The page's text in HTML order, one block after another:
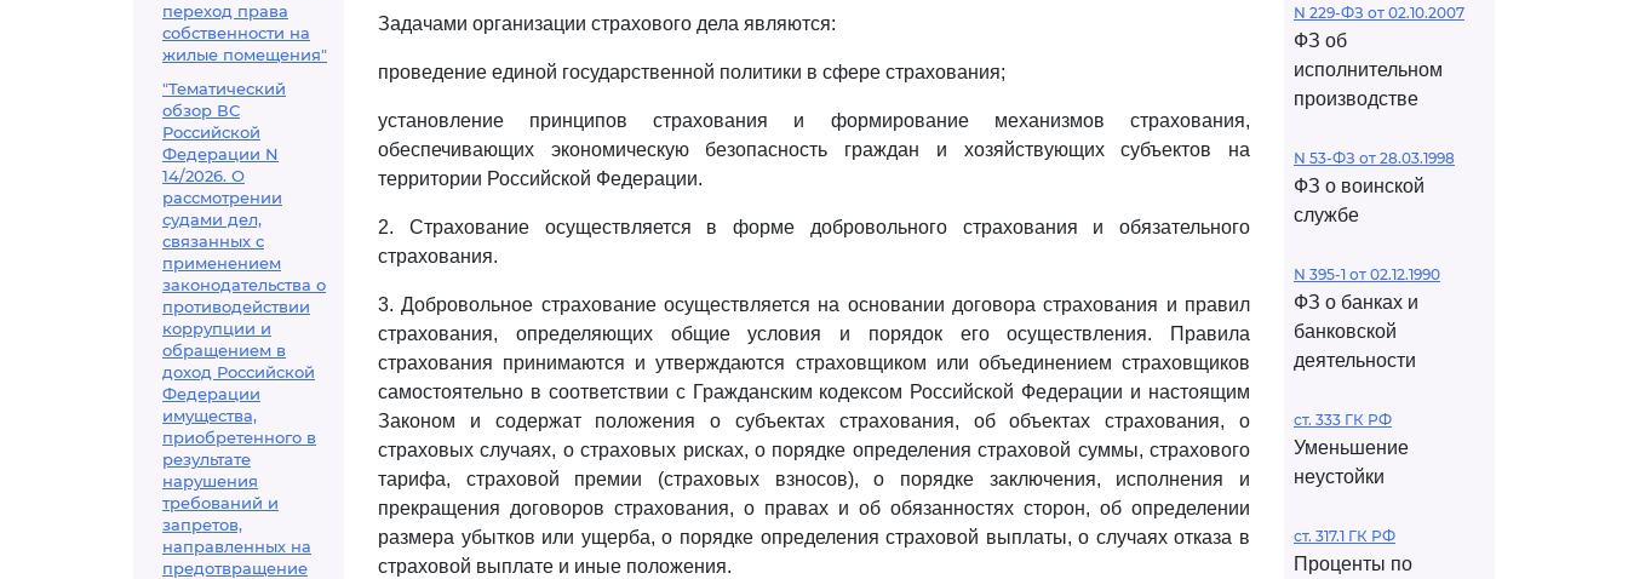
переход права
собственности на
жилые помещения"
"Тематический
обзор ВС
Российской
Федерации N
14/2026. О
рассмотрении
судами дел,
связанных с
применением
законодательства о
противодействии
коррупции и
обращением в
доход Российской
Федерации
имущества,
приобретенного в
результате
нарушения
требований и
запретов,
направленных на
предотвращение
Задачами организации страхового дела являются:
проведение единой государственной политики в сфере страхования;
установление принципов страхования и формирование механизмов страхования,
обеспечивающих экономическую безопасность граждан и хозяйствующих субъектов на
территории Российской Федерации.
2. Страхование осуществляется в форме добровольного страхования и обязательного
страхования.
3. Добровольное страхование осуществляется на основании договора страхования и правил
страхования, определяющих общие условия и порядок его осуществления. Правила
страхования принимаются и утверждаются страховщиком или объединением страховщиков
самостоятельно в соответствии с Гражданским кодексом Российской Федерации и настоящим
Законом и содержат положения о субъектах страхования, об объектах страхования, о
страховых случаях, о страховых рисках, о порядке определения страховой суммы, страхового
тарифа, страховой премии (страховых взносов), о порядке заключения, исполнения и
прекращения договоров страхования, о правах и об обязанностях сторон, об определении
размера убытков или ущерба, о порядке определения страховой выплаты, о случаях отказа в
страховой выплате и иные положения.
N 229-ФЗ от 02.10.2007
ФЗ об
исполнительном
производстве
N 53-ФЗ от 28.03.1998
ФЗ о воинской
службе
N 395-1 от 02.12.1990
ФЗ о банках и
банковской
деятельности
ст. 333 ГК РФ
Уменьшение
неустойки
ст. 317.1 ГК РФ
Проценты по